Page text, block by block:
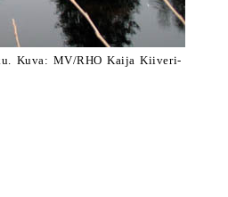
Kuva: MV/RHO Kaija Kiiveri-